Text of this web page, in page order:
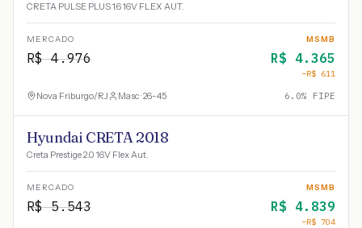
CRETA PULSE PLUS 1.6 16V FLEX AUT.
MERCADO
R$4.976
MSMB
R$ 4.365
−R$ 611
Nova Friburgo/RJ Masc · 26-45 6.0% FIPE
Hyundai CRETA 2018
Creta Prestige 2.0 16V Flex Aut.
MERCADO
R$5.543
MSMB
R$ 4.839
−R$ 704